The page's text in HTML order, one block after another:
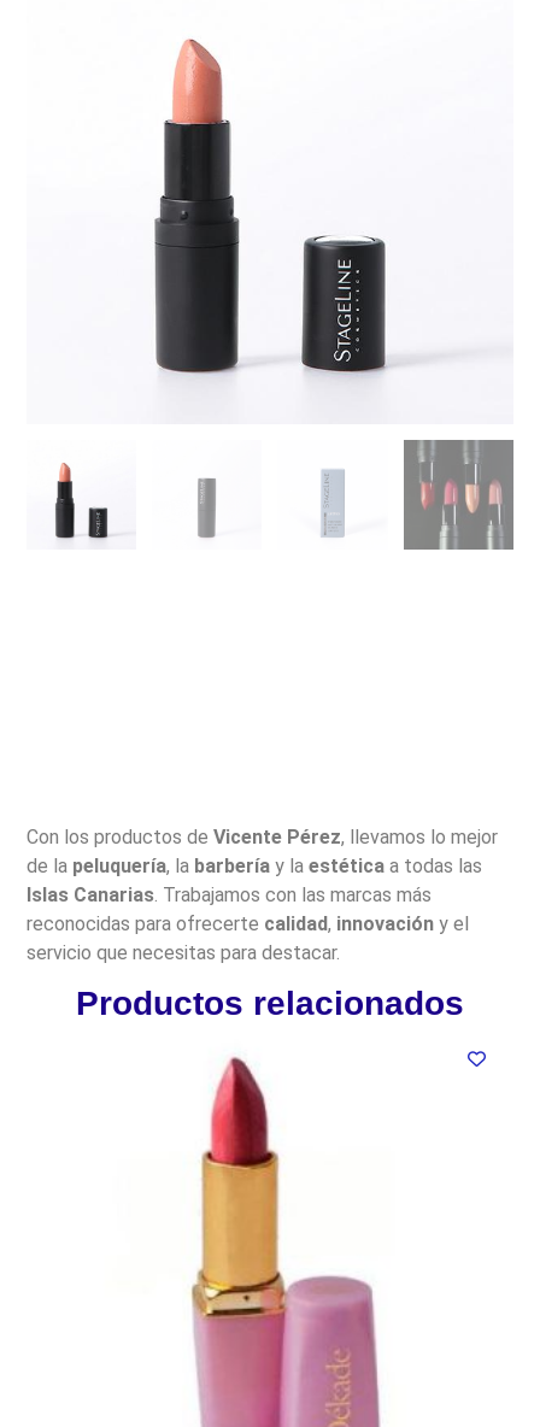
Con los productos deVicente Pérez, llevamos lo mejor
de la peluquería, la barbería y laestética a todas las
Islas Canarias. Trabajamos con las marcas más
reconocidas para ofrecerte calidad, innovación y el
servicio que necesitas para destacar.
Productos relacionados